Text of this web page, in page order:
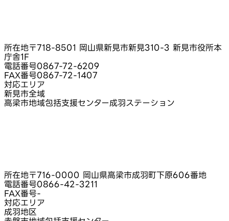
所在地〒718-8501 岡山県新見市新見310-3 新見市役所本
庁舎1F
電話番号0867-72-6209
FAX番号0867-72-1407
対応エリア
新見市全域
高梁市地域包括支援センター成羽ステーション
所在地〒716-0000 岡山県高梁市成羽町下原606番地
電話番号0866-42-3211
FAX番号-
対応エリア
成羽地区